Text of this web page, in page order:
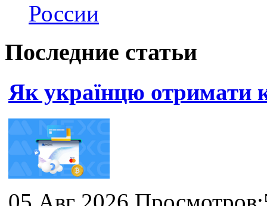
России
Последние статьи
Як українцю отримати